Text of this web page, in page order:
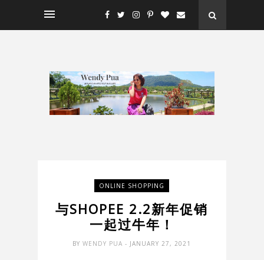
ONLINE SHOPPING
与SHOPEE 2.2新年促销
一起过牛年！
BYWENDY PUA- JANUARY 27, 2021